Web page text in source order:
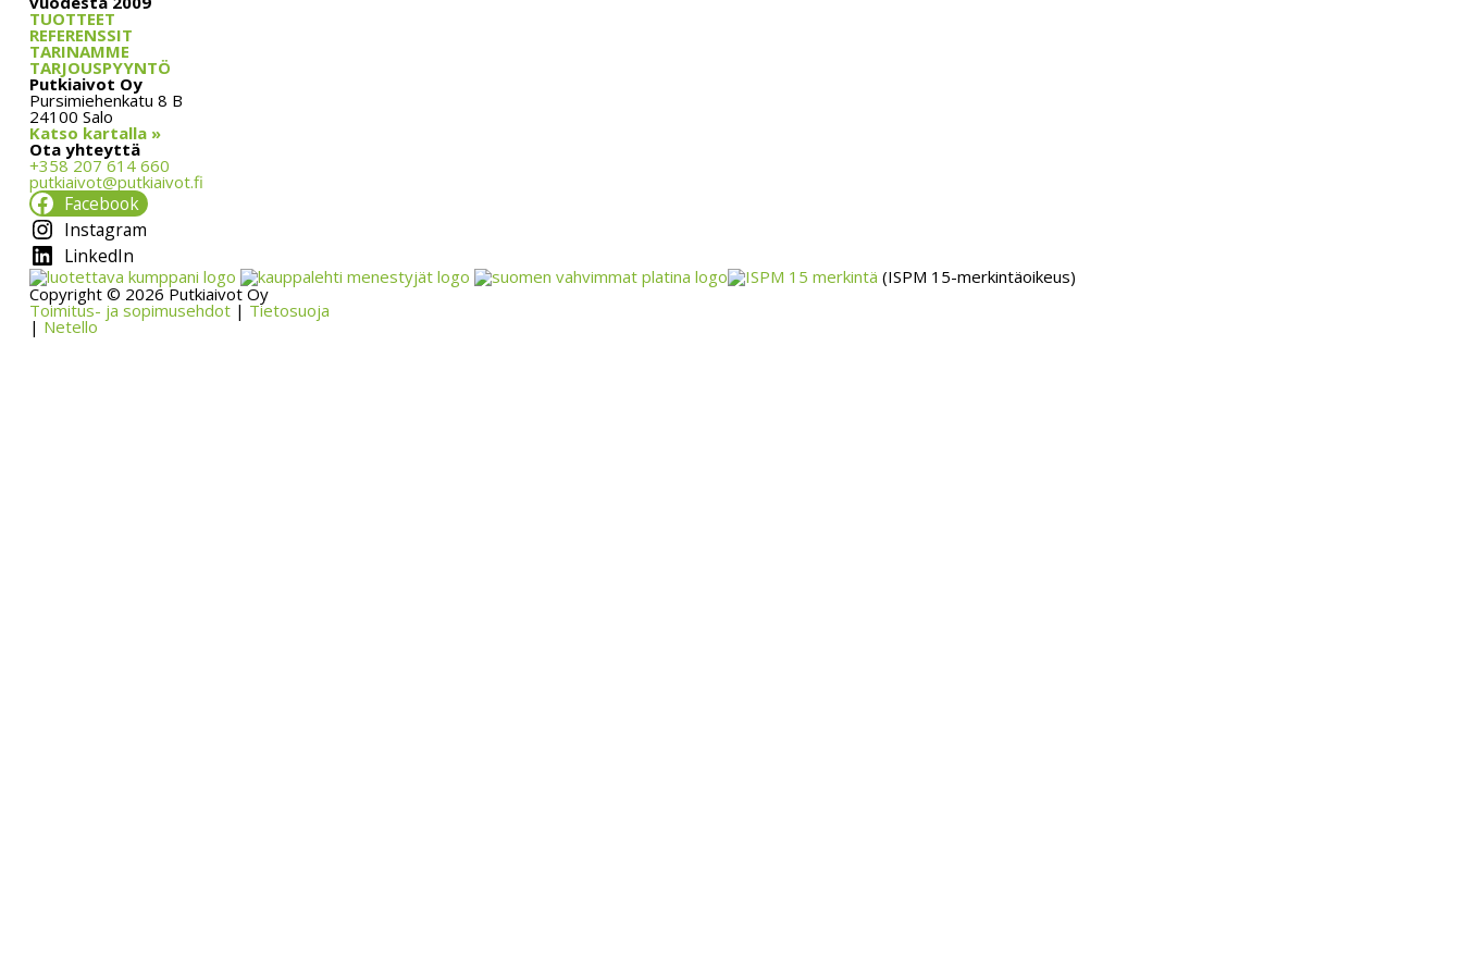
TUOTTEET
REFERENSSIT
TARINAMME
TARJOUSPYYNTÖ
Putkiaivot Oy
Pursimiehenkatu 8 B
24100 Salo
Katso kartalla »
Ota yhteyttä
+358 207 614 660
putkiaivot@putkiaivot.fi
Facebook
Instagram
LinkedIn
(ISPM 15-merkintäoikeus)
Copyright © 2026 Putkiaivot Oy
Toimitus- ja sopimusehdot | Tietosuoja
| Netello